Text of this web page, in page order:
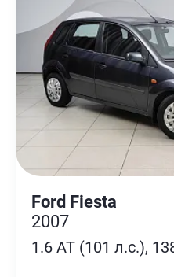
Ford Fiesta
2007
1.6 AT (101 л.с.),